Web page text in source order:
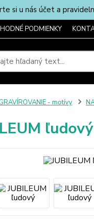
si u nás účet a
PODMIENKY
- motívy
ľudový